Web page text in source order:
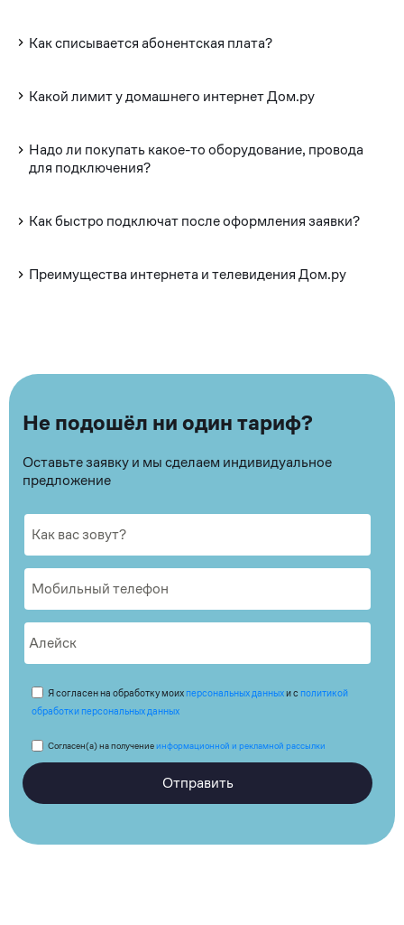
Как списывается абонентская плата?
Какой лимит у домашнего интернет Дом.ру
Надо ли покупать какое-то оборудование, провода
для подключения?
Как быстро подключат после оформления заявки?
Преимущества интернета и телевидения Дом.ру
Не подошёл ни один тариф?
Оставьте заявку и мы сделаем индивидуальное
предложение
Я согласен на обработку моих персональных данныхи с политикой
обработки персональных данных
Согласен(а) на получениеинформационной и рекламной рассылки
Отправить